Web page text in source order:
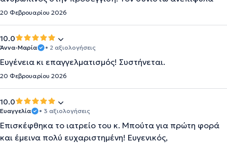
20 Φεβρουαρίου 2026
10.0
Άννα-Μαρία • 2 αξιολογήσεις
Ευγένεια κι επαγγελματισμός! Συστήνεται.
20 Φεβρουαρίου 2026
10.0
Ευαγγελία • 3 αξιολογήσεις
Επισκέφθηκα το ιατρείο του κ. Μπούτα για πρώτη φορά
και έμεινα πολύ ευχαριστημένη! Ευγενικός,